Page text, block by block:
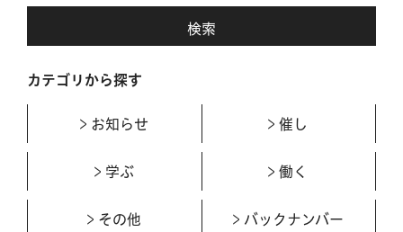
カテゴリから探す
お知らせ 催し
学ぶ 働く
その他 バックナンバー